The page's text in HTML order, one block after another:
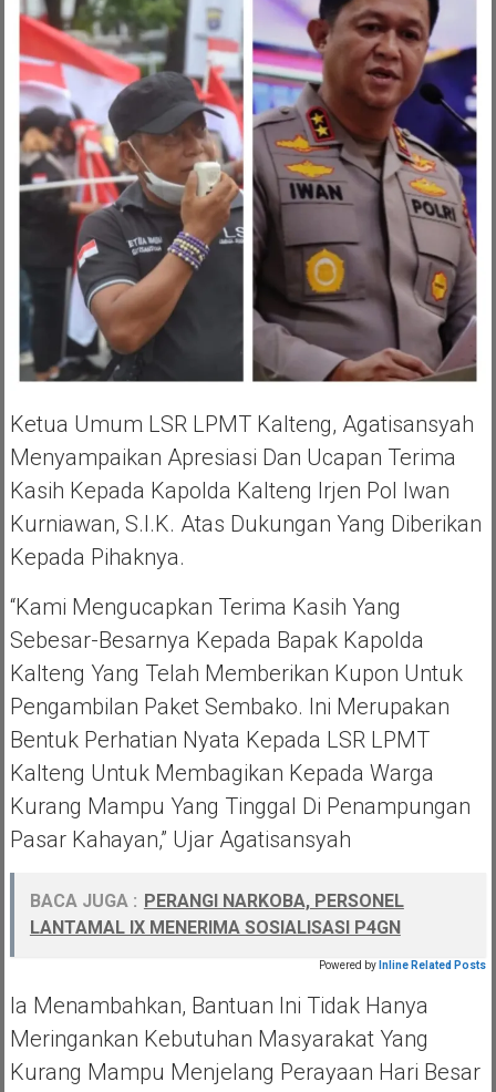
Ketua Umum LSR LPMT Kalteng, Agatisansyah
Menyampaikan Apresiasi Dan Ucapan Terima
Kasih Kepada Kapolda Kalteng Irjen Pol Iwan
Kurniawan, S.I.K. Atas Dukungan Yang Diberikan
Kepada Pihaknya.
“Kami Mengucapkan Terima Kasih Yang
Sebesar-Besarnya Kepada Bapak Kapolda
Kalteng Yang Telah Memberikan Kupon Untuk
Pengambilan Paket Sembako. Ini Merupakan
Bentuk Perhatian Nyata Kepada LSR LPMT
Kalteng Untuk Membagikan Kepada Warga
Kurang Mampu Yang Tinggal Di Penampungan
Pasar Kahayan,” Ujar Agatisansyah
BACA JUGA : PERANGI NARKOBA, PERSONEL
LANTAMAL IX MENERIMA SOSIALISASI P4GN
Powered by Inline Related Posts
Ia Menambahkan, Bantuan Ini Tidak Hanya
Meringankan Kebutuhan Masyarakat Yang
Kurang Mampu Menjelang Perayaan Hari Besar